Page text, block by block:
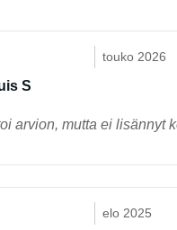
touko 2026
S
arvion, mutta ei lisännyt
elo 2025